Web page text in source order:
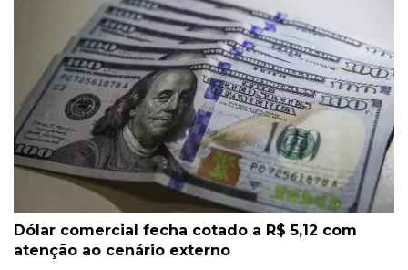
Dólar comercial fecha cotado a R$ 5,12 com
atenção ao cenário externo